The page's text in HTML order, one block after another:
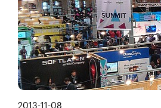
2013-11-08